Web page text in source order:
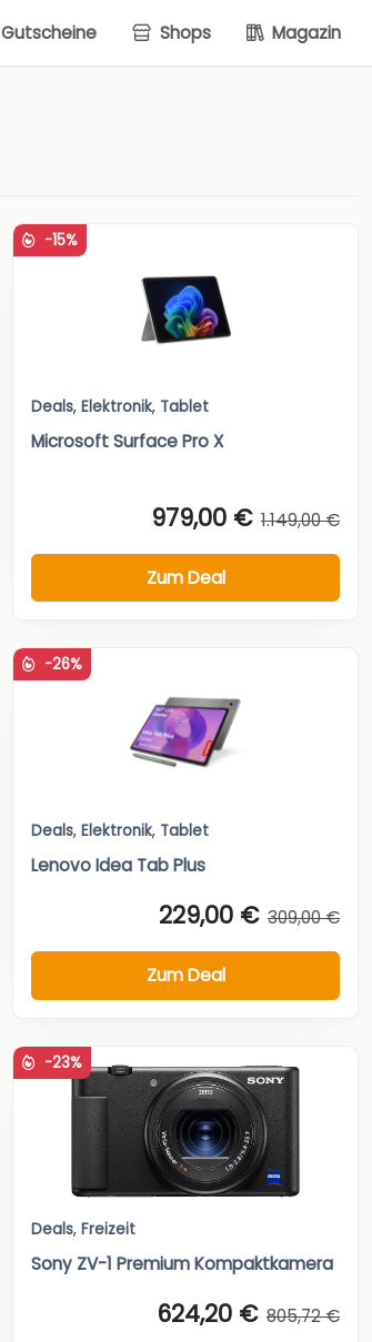
Gutscheine Shops Magazin
-15%
Deals, Elektronik, Tablet
Microsoft Surface Pro X
979,00 € 1.149,00 €
Zum Deal
-26%
Deals, Elektronik, Tablet
Lenovo Idea Tab Plus
229,00 € 309,00 €
Zum Deal
-23%
Deals, Freizeit
Sony ZV-1 Premium Kompaktkamera
624,20 € 805,72 €